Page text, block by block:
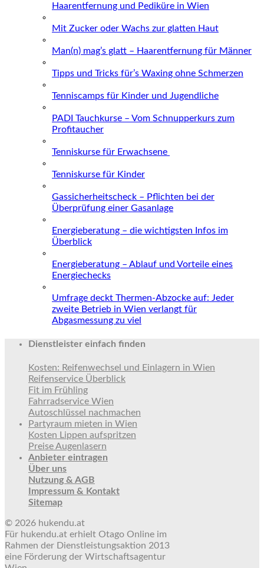
Haarentfernung und Pediküre in Wien
Mit Zucker oder Wachs zur glatten Haut
Man(n) mag’s glatt – Haarentfernung für Männer
Tipps und Tricks für’s Waxing ohne Schmerzen
Tenniscamps für Kinder und Jugendliche
PADI Tauchkurse – Vom Schnupperkurs zum
Profitaucher
Tenniskurse für Erwachsene
Tenniskurse für Kinder
Gassicherheitscheck – Pflichten bei der
Überprüfung einer Gasanlage
Energieberatung – die wichtigsten Infos im
Überblick
Energieberatung – Ablauf und Vorteile eines
Energiechecks
Umfrage deckt Thermen-Abzocke auf: Jeder
zweite Betrieb in Wien verlangt für
Abgasmessung zu viel
Dienstleister einfach finden
Kosten: Reifenwechsel und Einlagern in Wien
Reifenservice Überblick
Fit im Frühling
Fahrradservice Wien
Autoschlüssel nachmachen
Partyraum mieten in Wien
Kosten Lippen aufspritzen
Preise Augenlasern
Anbieter eintragen
Über uns
Nutzung & AGB
Impressum & Kontakt
Sitemap
© 2026 hukendu.at
Für hukendu.at erhielt Otago Online im
Rahmen der Dienstleistungsaktion 2013
eine Förderung der Wirtschaftsagentur